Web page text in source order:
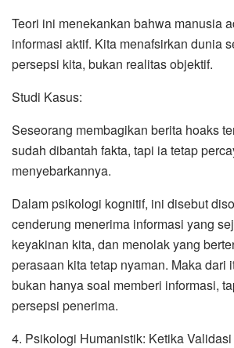
Teori ini menekankan bahwa manusia
informasi aktif. Kita menafsirkan dunia
persepsi kita, bukan realitas objektif.
Studi Kasus:
Seseorang membagikan berita hoaks
sudah dibantah fakta, tapi ia tetap
menyebarkannya.
Dalam psikologi kognitif, ini disebut
cenderung menerima informasi yang
keyakinan kita, dan menolak yang
perasaan kita tetap nyaman. Maka dari
bukan hanya soal memberi informasi,
persepsi penerima.
4. Psikologi Humanistik: Ketika